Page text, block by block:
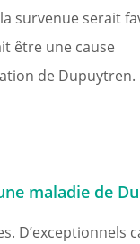
survenue serait
être une cause
de Dupuytren.
maladie de
D’exceptionnels